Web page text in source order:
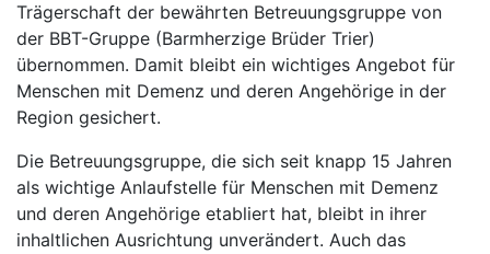
Trägerschaft der bewährten Betreuungsgruppe von
der BBT-Gruppe (Barmherzige Brüder Trier)
übernommen. Damit bleibt ein wichtiges Angebot für
Menschen mit Demenz und deren Angehörige in der
Region gesichert.
Die Betreuungsgruppe, die sich seit knapp 15 Jahren
als wichtige Anlaufstelle für Menschen mit Demenz
und deren Angehörige etabliert hat, bleibt in ihrer
inhaltlichen Ausrichtung unverändert. Auch das